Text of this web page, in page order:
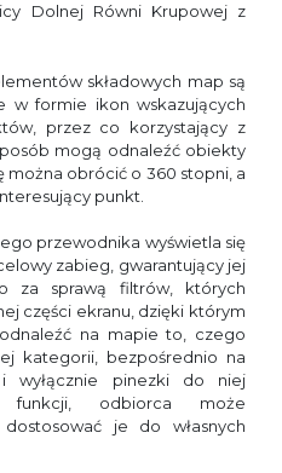
Dolnej Równi Krupowej z
składowych map są
w formie ikon wskazujących
przez co korzystający z
mogą odnaleźć obiekty
można obrócić o 360 stopni, a
punkt.
przewodnika wyświetla się
zabieg, gwarantujący jej
za sprawą filtrów, których
części ekranu, dzięki którym
na mapie to, czego
kategorii, bezpośrednio na
wyłącznie pinezki do niej
odbiorca może
je do własnych